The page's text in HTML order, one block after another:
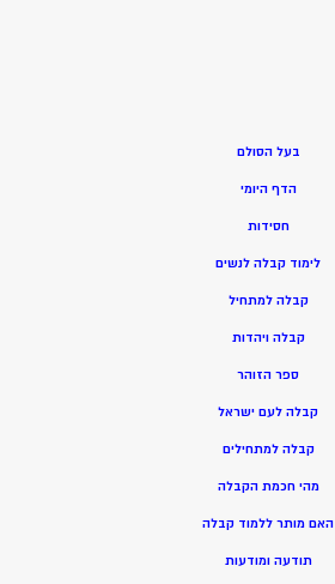
בעל הסולם
הדף היומי
חסידות
לימוד קבלה לנשים
קבלה למתחיל
קבלה ויהדות
ספר הזוהר
קבלה לעם ישראל
קבלה למתחילים
מהי חכמת הקבלה
האם מותר ללמוד קבלה
תודעה ומודעות